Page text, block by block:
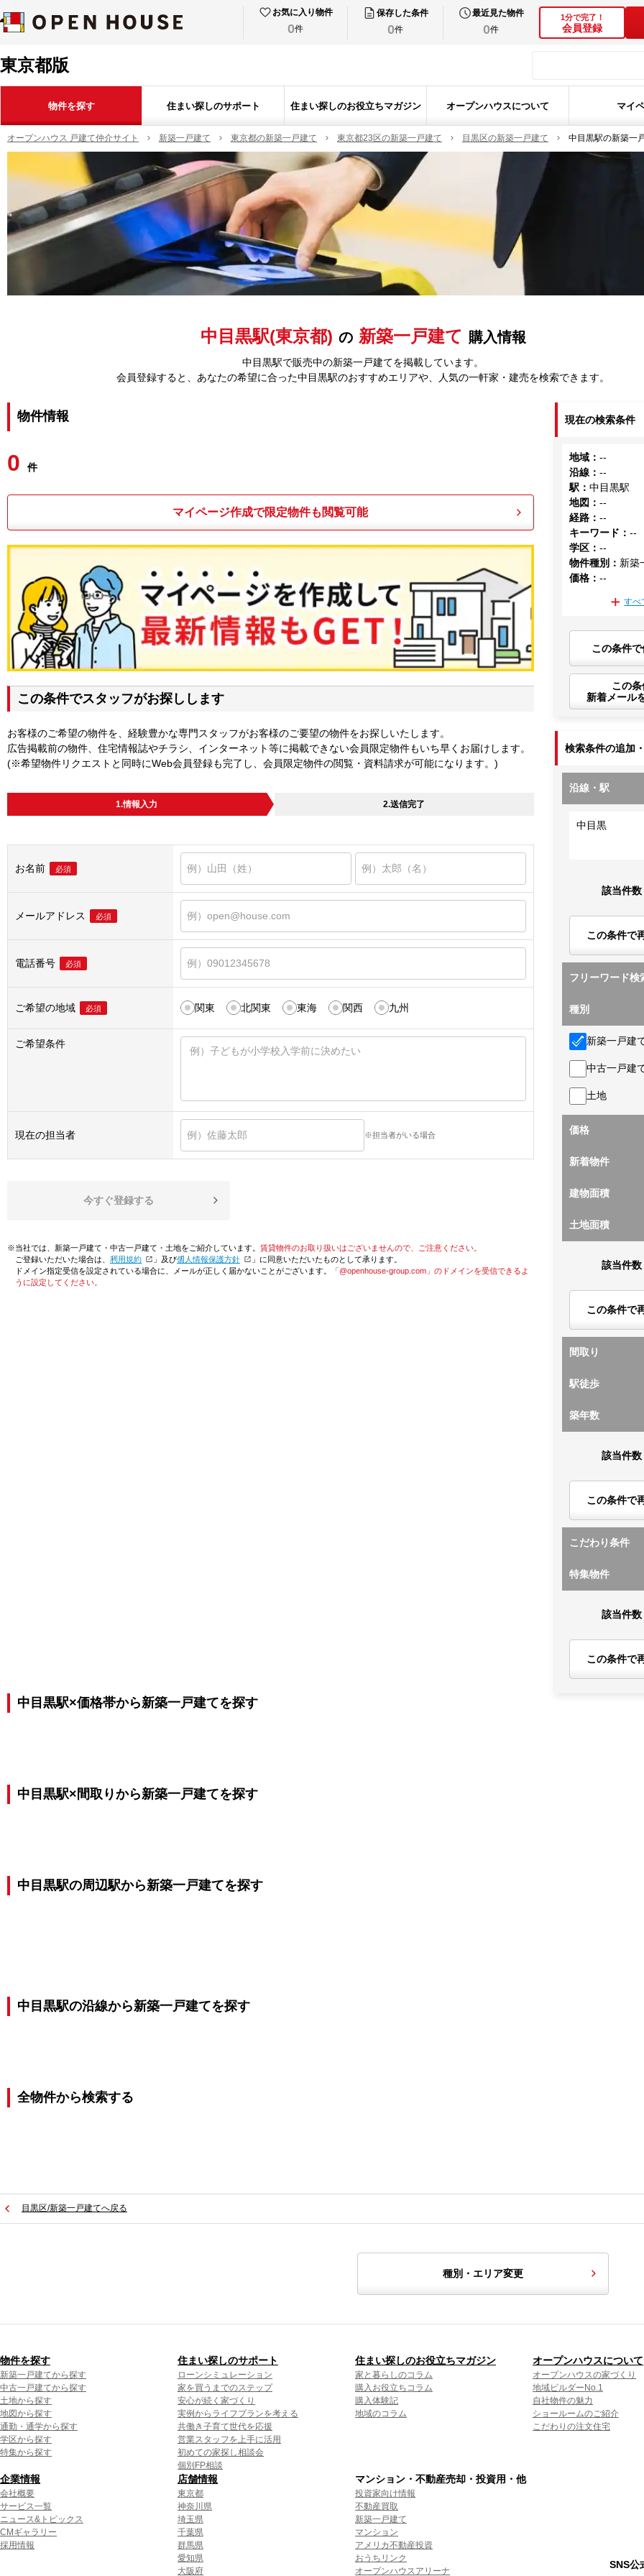
お気に入り物件
0件
保存した条件
0件
最近見た物件
0件
1分で完了！
会員登録
東京都版
物件を探す 住まい探しのサポート 住まい探しのお役立ちマガジン オープンハウスについて マイ
オープンハウス 戸建て仲介サイト 新築一戸建て 東京都の新築一戸建て 東京都23区の新築一戸建て 目黒区の新築一戸建て 中目黒駅の新築一
中目黒駅(東京都) の 新築一戸建て 購入情報
中目黒駅で販売中の新築一戸建てを掲載しています。
会員登録すると、あなたの希望に合った中目黒駅のおすすめエリアや、人気の一軒家・建売を検索できます。
物件情報
0 件
マイページ作成で限定物件も閲覧可能
この条件でスタッフがお探しします
お客様のご希望の物件を、経験豊かな専門スタッフがお客様のご要望の物件をお探しいたします。
広告掲載前の物件、住宅情報誌やチラシ、インターネット等に掲載できない会員限定物件もいち早くお届けします。
(※希望物件リクエストと同時にWeb会員登録も完了し、会員限定物件の閲覧・資料請求が可能になります。)
1.情報入力 2.送信完了
お名前 必須
メールアドレス 必須
電話番号 必須
ご希望の地域 必須 関東 北関東 東海 関西 九州
ご希望条件
現在の担当者 ※担当者がいる場合
今すぐ登録する
※当社では、新築一戸建て・中古一戸建て・土地をご紹介しています。 賃貸物件のお取り扱いはございませんので、ご注意ください。
ご登録いただいた場合は、「利用規約 」及び「個人情報保護方針
」に同意いただいたものとして承ります。
ドメイン指定受信を設定されている場合に、メールが正しく届かないことがございます。
「@openhouse-group.com」のドメインを受信できるよ
うに設定してください。
現在の検索条件
地域 ：--
沿線 ：--
駅 ：中目黒駅
地図 ：--
経路 ：--
キーワード ：--
学区 ：--
物件種別 ： 新築
価格 ：--
すべ
この条件
この
新着メール
検索条件の追加
沿線・駅
中目黒
該当件数
この条件で
フリーワード検
種別
新築一戸建
中古一戸建
土地
価格
新着物件
建物面積
土地面積
該当件数
この条件で
間取り
駅徒歩
築年数
該当件数
この条件で
こだわり条件
特集物件
該当件数
この条件で
中目黒駅×価格帯から新築一戸建てを探す
中目黒駅×間取りから新築一戸建てを探す
中目黒駅の周辺駅から新築一戸建てを探す
中目黒駅の沿線から新築一戸建てを探す
全物件から検索する
目黒区/新築一戸建てへ戻る
種別・エリア変更
物件を探す
新築一戸建てから探す
中古一戸建てから探す
土地から探す
地図から探す
通勤・通学から探す
学区から探す
特集から探す
住まい探しのサポート
ローンシミュレーション
家を買うまでのステップ
安心が続く家づくり
実例からライフプランを考える
共働き子育て世代を応援
営業スタッフを上手に活用
初めての家探し相談会
個別FP相談
住まい探しのお役立ちマガジン
家と暮らしのコラム
購入お役立ちコラム
購入体験記
地域のコラム
オープンハウスについて
オープンハウスの家づくり
地域ビルダーNo.1
自社物件の魅力
ショールームのご紹介
こだわりの注文住宅
企業情報
会社概要
サービス一覧
ニュース&トピックス
CMギャラリー
採用情報
店舗情報
東京都
神奈川県
埼玉県
千葉県
群馬県
愛知県
大阪府
マンション・不動産売却・投資用・他
投資家向け情報
不動産買取
新築一戸建て
マンション
アメリカ不動産投資
おうちリンク
オープンハウスアリーナ
SNS公